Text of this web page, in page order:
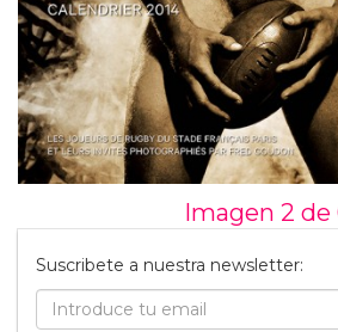
Imagen 2 de
Suscribete a nuestra newsletter: